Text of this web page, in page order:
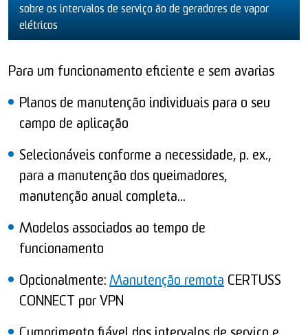
sobre os intervalos de serviço ão de geradores de vapor
elétricos
Para um funcionamento eficiente e sem avarias
Planos de manutenção individuais para o seu
campo de aplicação
Selecionáveis conforme a necessidade, p. ex.,
para a manutenção dos queimadores,
manutenção anual completa...
Modelos associados ao tempo de
funcionamento
Opcionalmente: Manutenção remota CERTUSS
CONNECT por VPN